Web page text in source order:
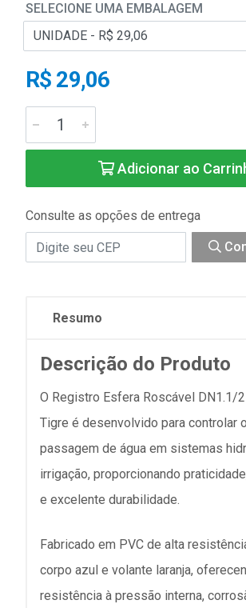
SELECIONE UMA EMBALAGEM
R$ 29,06
Adicionar ao
Consulte as opções de entrega
Resumo
Descrição do Produto
O Registro Esfera Roscável DN1.1/
Tigre é desenvolvido para controlar
passagem de água em sistemas
irrigação, proporcionando
e excelente durabilidade.
Fabricado em PVC de alta
corpo azul e volante laranja,
resistência à pressão interna,